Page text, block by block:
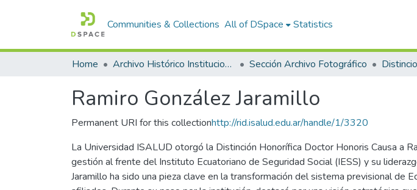
Communities & Collections All of DSpace Statistics
Home Archivo Histórico Institucional Sección Archivo Fotográfico
Ramiro González Jaramillo
Permanent URI for this collectionhttp://rid.isalud.edu.ar/handle/1/3320
La Universidad ISALUD otorgó la Distinción Honorífica Doctor Honoris Causa a
gestión al frente del Instituto Ecuatoriano de Seguridad Social (IESS) y su
Jaramillo ha sido una pieza clave en la transformación del sistema previsional de